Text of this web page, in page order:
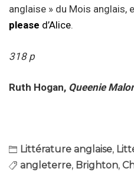
anglaise » du Mois anglais,
please d’Alice.
318 p
Ruth Hogan, Queenie
Littérature anglaise,
angleterre, Brighton,